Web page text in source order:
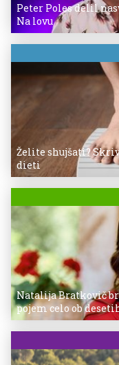
Peter Poles delil
Na lovu
Želite shujšati?
dieti
Natalija Bratkovič
pojem celo ob